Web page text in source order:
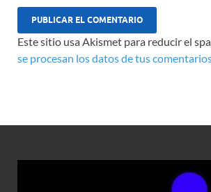
Este sitio usa Akismet para reducir el
se procesan los datos de tus